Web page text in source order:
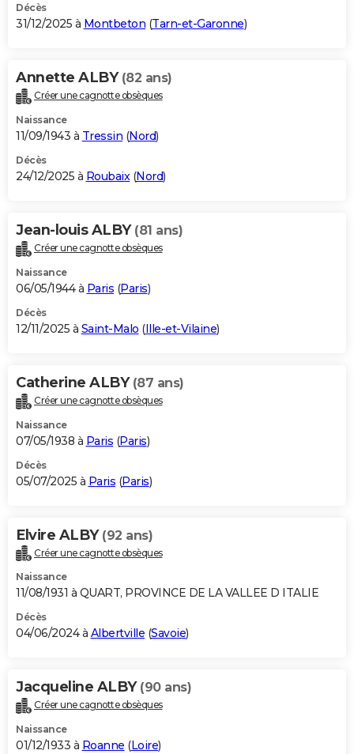
BONS PLANS
Carte de Noël
Carte Bonne année
Carte Saint-Valentin
Carte Pâques
Carte d'anniversaire
DICTIONNAIRE
Dictionnaire
Biographies
Citations
Expressions
Proverbes
PROGRAMME TV
S'inscrire
Se connecter
Lycées
Collèges
Primaires
Universités
Entreprises
Service militaire
Avis de recherche
AVIS DE DÉCÈS
Bricolage
Lifestyle
Culture
Sport
Auto
Television
Voyage
Cinema
Décès
31/12/2025 à Montbeton (Tarn-et-Garonne)
Annette ALBY (82 ans)
Créer une cagnotte obsèques
Naissance
11/09/1943 à Tressin (Nord)
Décès
24/12/2025 à Roubaix(Nord)
Jean-louis ALBY (81 ans)
Créer une cagnotte obsèques
Naissance
06/05/1944 à Paris (Paris)
Décès
12/11/2025 à Saint-Malo (Ille-et-Vilaine)
Catherine ALBY (87 ans)
Créer une cagnotte obsèques
Naissance
07/05/1938 à Paris (Paris)
Décès
05/07/2025 à Paris (Paris)
Elvire ALBY (92 ans)
Créer une cagnotte obsèques
Naissance
11/08/1931 à QUART, PROVINCE DE LA VALLEE D ITALIE
Décès
04/06/2024 à Albertville (Savoie)
Jacqueline ALBY (90 ans)
Créer une cagnotte obsèques
Naissance
01/12/1933 à Roanne (Loire)